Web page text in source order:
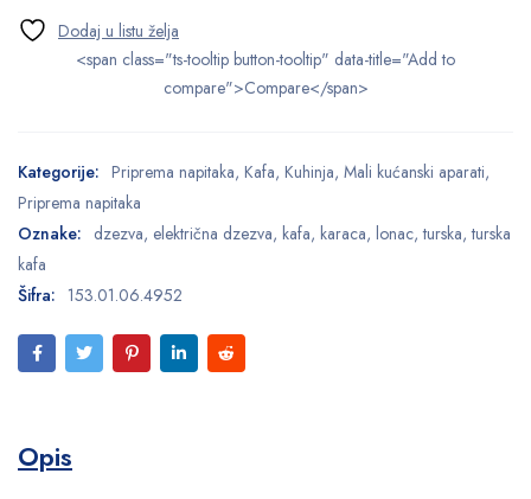
<span class="ts-tooltip button-tooltip" data-title="Add to
compare">Compare</span>
Kategorije: Priprema napitaka, Kafa, Kuhinja, Mali kućanski aparati,
Priprema napitaka
Oznake: dzezva, električna dzezva, kafa, karaca, lonac,turska,turska
kafa
Šifra: 153.01.06.4952
Opis